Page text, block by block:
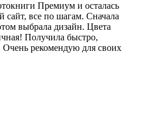
Премиум и осталась
сайт, все по шагам. Сначала
выбрала дизайн. Цвета
Получила быстро,
Очень рекомендую для своих